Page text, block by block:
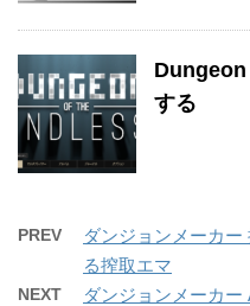
する
PREV
ダンジョンメーカー
る搾取エマ
NEXT ダンジョンメーカ